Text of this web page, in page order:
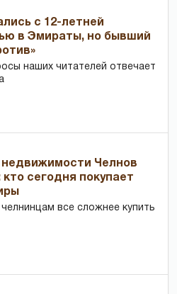
с 12-летней
в Эмираты, но бывший
наших читателей отвечает
недвижимости Челнов
кто сегодня покупает
челнинцам все сложнее купить